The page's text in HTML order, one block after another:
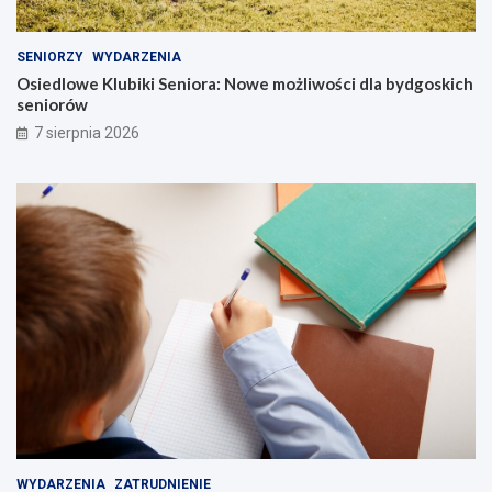
w
y
g
a
n
g
!
d
l
a
b
y
d
g
i
c
n
SENIORZY WYDARZENIA
Osiedlowe Klubiki Seniora: Nowe możliwości dla bydgoskich
seniorów
7 sierpnia 2026
WYDARZENIA ZATRUDNIENIE